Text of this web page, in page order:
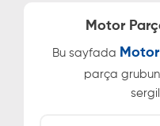
Motor
Bu sayfada
parça